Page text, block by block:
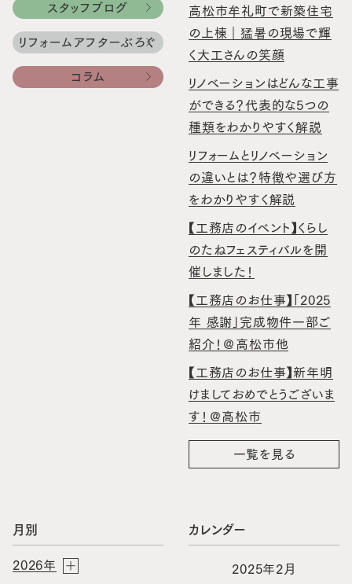
スタッフブログ
リフォームアフターぶろぐ
コラム
高松市牟礼町で新築住宅
の上棟｜猛暑の現場で輝
く大工さんの笑顔
リノベーションはどんな工事
ができる？代表的な5つの
種類をわかりやすく解説
リフォームとリノベーション
の違いとは？特徴や選び方
をわかりやすく解説
【工務店のイベント】くらし
のたねフェスティバルを開
催しました！
【工務店のお仕事】「2025
年 感謝」完成物件一部ご
紹介！＠高松市他
【工務店のお仕事】新年明
けましておめでとうございま
す！＠高松市
一覧を見る
月別
2026年
カレンダー
2025年2月